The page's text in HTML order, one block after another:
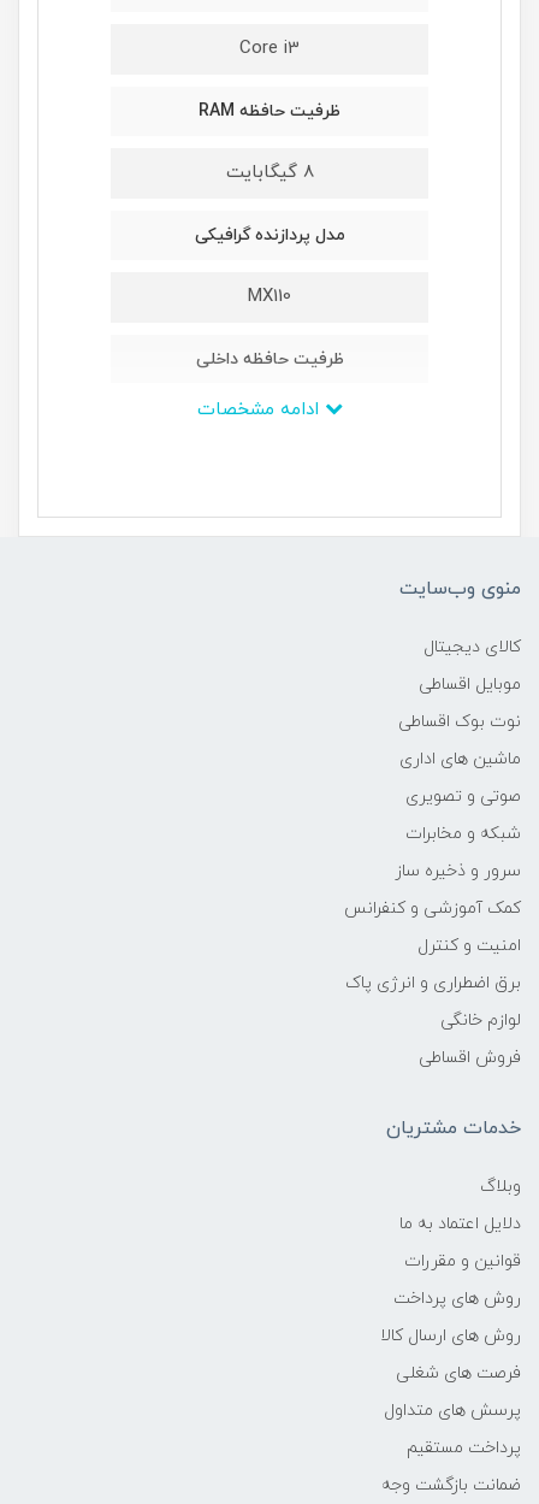
Core i3
ظرفیت حافظه RAM
8 گیگابایت
مدل پردازنده گرافیکی
MX110
ظرفیت حافظه داخلی
یک ترابایت
375.6x253.4x22.7 میلی‌متر
محدوده سرعت پردازنده
منوی وب‌سایت
کالای دیجیتال
موبایل اقساطی
نوت بوک اقساطی
ماشین های اداری
صوتی و تصویری
شبکه و مخابرات
سرور و ذخیره ساز
کمک آموزشی و کنفرانس
امنیت و کنترل
برق اضطراری و انرژی پاک
لوازم خانگی
فروش اقساطی
خدمات مشتریان
وبلاگ
دلایل اعتماد به ما
قوانین و مقررات
روش های پرداخت
روش های ارسال کالا
فرصت های شغلی
پرسش های متداول
پرداخت مستقیم
ضمانت بازگشت وجه